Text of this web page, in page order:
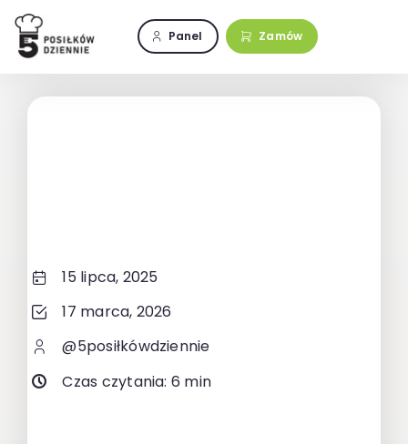
Przejdź
zawartości
Panel Zamów
15 lipca, 2025
17 marca, 2026
@5posiłkówdziennie
Czas czytania: 6 min